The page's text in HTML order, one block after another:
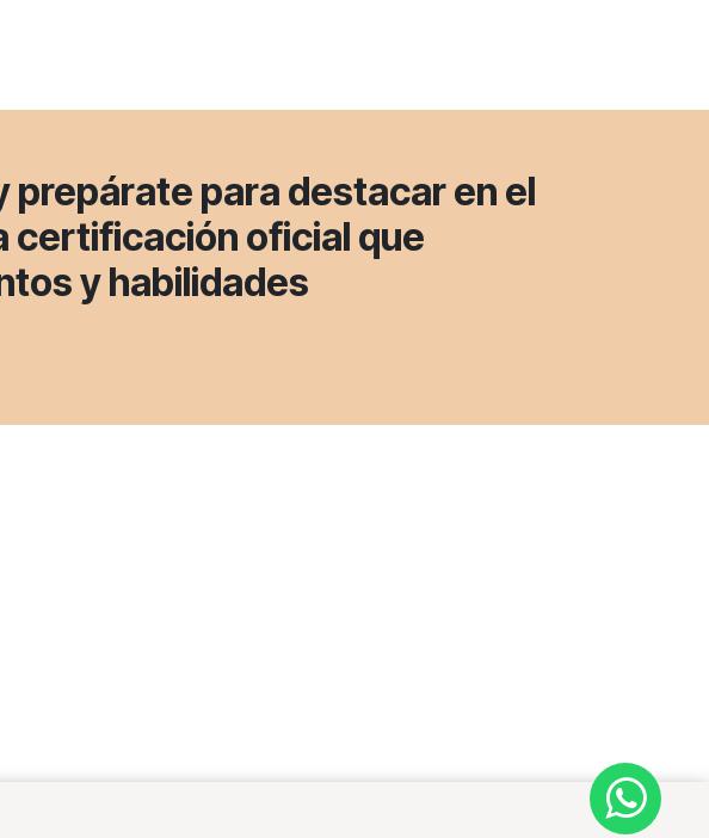
prepárate para destacar en el
certificación oficial que
y habilidades